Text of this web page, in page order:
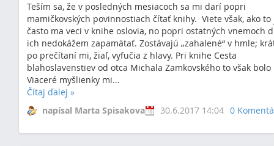
Teším sa, že v posledných mesiacoch sa mi darí popri
mamičkovských povinnostiach čítať knihy. Viete však, ako to
často ma veci v knihe oslovia, no popri ostatných vnemoch
ich nedokážem zapamätať. Zostávajú „zahalené“ v hmle;
po prečítaní mi, žiaľ, vyfučia z hlavy. Pri knihe Cesta
blahoslavenstiev od otca Michala Zamkovského to však bolo
Viaceré myšlienky mi...
Čítaj ďalej »
napísal Marta Spisakova
30.6.2017 14:04 0